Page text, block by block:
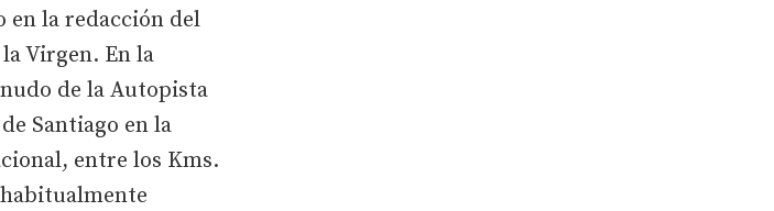
la redacción del
Virgen. En la
de la Autopista
Santiago en la
entre los Kms.
habitualmente